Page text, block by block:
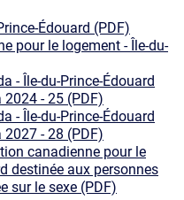
Édouard (PDF)
pour le logement - Île-du-
- Île-du-Prince-Édouard
- 25 (PDF)
- Île-du-Prince-Édouard
- 28 (PDF)
canadienne pour le
destinée aux personnes
sur le sexe (PDF)